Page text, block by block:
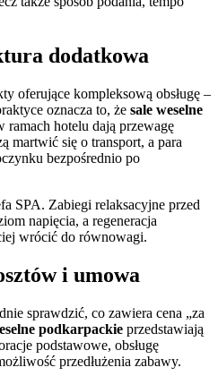
dodatkowa
oferujące kompleksową obsługę –
oznacza to, że sale weselne
ramach hotelu dają przewagę
martwić się o transport, a para
bezpośrednio po
SPA. Zabiegi relaksacyjne przed
napięcia, a regeneracja
wrócić do równowagi.
i umowa
sprawdzić, co zawiera cena „za
podkarpackie przedstawiają
podstawowe, obsługę
przedłużenia zabawy.